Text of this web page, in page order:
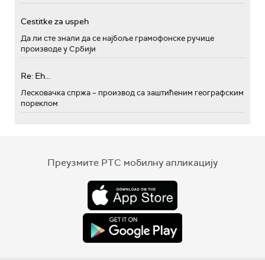
Cestitke za uspeh
Да ли сте знали да се најбоље грамофонске ручице
производе у Србији
Re: Eh...
Лесковачка спржа – производ са заштићеним географским
пореклом
Преузмите РТС мобилну апликацију